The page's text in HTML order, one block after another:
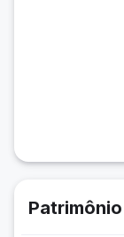
Patrimônio